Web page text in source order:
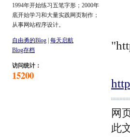
1994年开始练习五笔字形；2000年
底开始学习和大量实践网页制作；
从事网站程序设计。
自由勇的Blog 每天启航
Blog存档
访问统计：
15200
网
此